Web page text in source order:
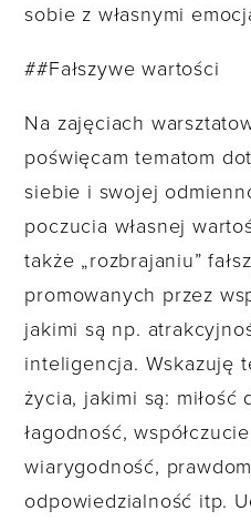
sobie z własnymi
##Fałszywe wartości
Na zajęciach
poświęcam tematom
siebie i swojej
poczucia własnej
także „rozbrajaniu”
promowanych przez
jakimi są np.
inteligencja. Wskazuję
życia, jakimi są: miłość
łagodność,
wiarygodność,
odpowiedzialność itp.